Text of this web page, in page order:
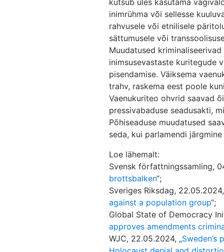
kutsub üles kasutama
inimrühma või sellesse
rahvusele või etnilisele
sättumusele või
Muudatused
inimsusevastaste kuritegude
pisendamise. Väiksema
trahv, raskema eest poole
Vaenukuriteo ohvrid saavad
pressivabaduse seadusakti,
Põhiseaduse muudatused
seda, kui parlamendi
Loe lähemalt:
Svensk författningssamling,
brottsbalken“;
Sveriges Riksdag,
against a population group“;
Global State of Democracy
approves amendments
WJC, 22.05.2024, „